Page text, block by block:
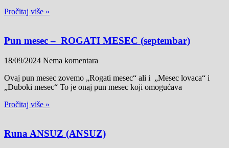
Pročitaj više »
Pun mesec – ROGATI MESEC (septembar)
18/09/2024 Nema komentara
Ovaj pun mesec zovemo „Rogati mesec“ ali i „Mesec lovaca“ i
„Duboki mesec“ To je onaj pun mesec koji omogućava
Pročitaj više »
Runa ANSUZ (ANSUZ)